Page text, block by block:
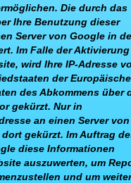
Die durch das
Ihre Benutzung dieser
Server von Google in
Im Falle der
wird Ihre IP-Adresse
der
des Abkommens über
gekürzt. Nur in
an einen Server von
gekürzt. Im Auftrag
diese Informationen
auszuwerten, um
und um